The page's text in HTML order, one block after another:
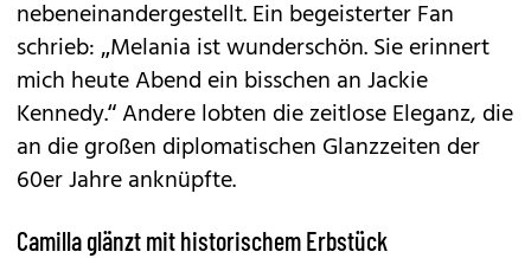
nebeneinandergestellt. Ein begeisterter Fan
schrieb: „Melania ist wunderschön. Sie erinnert
mich heute Abend ein bisschen an Jackie
Kennedy.“ Andere lobten die zeitlose Eleganz, die
an die großen diplomatischen Glanzzeiten der
60er Jahre anknüpfte.
Camilla glänzt mit historischem Erbstück